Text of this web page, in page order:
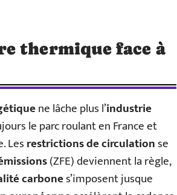
thermique face à
ne lâche plus l’industrie
le parc roulant en France et
Lesrestrictions de circulationse
(ZFE) deviennent la règle,
carbones’imposent jusque